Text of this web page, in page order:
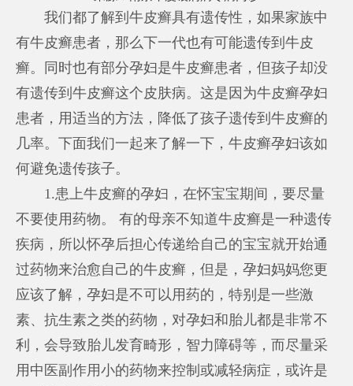
我们都了解到牛皮癣具有遗传性，如果家族中
有牛皮癣患者，那么下一代也有可能遗传到牛皮
癣。同时也有部分孕妇是牛皮癣患者，但孩子却没
有遗传到牛皮癣这个皮肤病。这是因为牛皮癣孕妇
患者，用适当的方法，降低了孩子遗传到牛皮癣的
几率。下面我们一起来了解一下，牛皮癣孕妇该如
何避免遗传孩子。
1.患上牛皮癣的孕妇，在怀宝宝期间，要尽量
不要使用药物。 有的母亲不知道牛皮癣是一种遗传
疾病，所以怀孕后担心传递给自己的宝宝就开始通
过药物来治愈自己的牛皮癣，但是，孕妇妈妈您更
应该了解，孕妇是不可以用药的，特别是一些激
素、抗生素之类的药物，对孕妇和胎儿都是非常不
利，会导致胎儿发育畸形，智力障碍等，而尽量采
用中医副作用小的药物来控制或减轻病症，或许是